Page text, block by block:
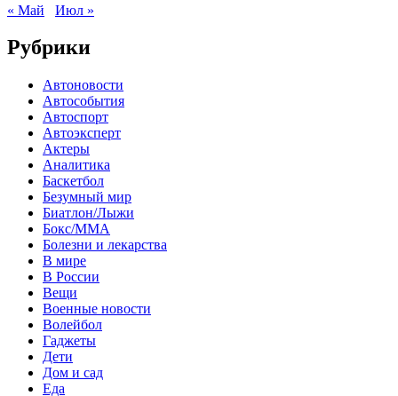
« Май
Июл »
Рубрики
Автоновости
Автособытия
Автоспорт
Автоэксперт
Актеры
Аналитика
Баскетбол
Безумный мир
Биатлон/Лыжи
Бокс/MMA
Болезни и лекарства
В мире
В России
Вещи
Военные новости
Волейбол
Гаджеты
Дети
Дом и сад
Еда